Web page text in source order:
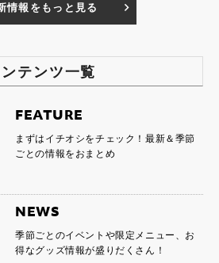
情報をもっと見る
テンツ一覧
FEATURE
まずはイチオシをチェック！最新＆季節
ごとの情報をおまとめ
NEWS
季節ごとのイベントや限定メニュー、お
得なグッズ情報が盛りだくさん！